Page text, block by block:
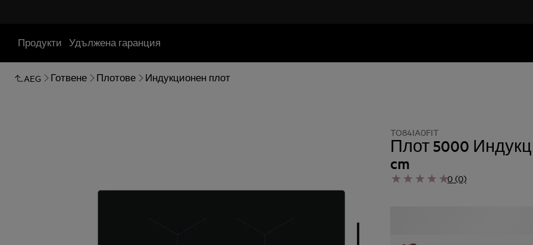
Продукти Удължена гаранция
AEG Готвене Плотове Индукционен плот
TO84IA0FIT
Плот 5000
cm
0 (0)